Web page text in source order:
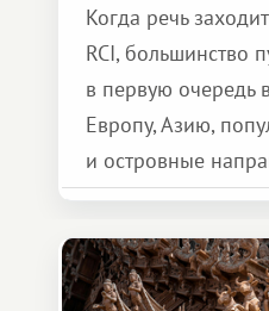
Когда речь
RCI, большинство
в первую очередь
Европу, Азию,
и островные
возможности
значительно
и Африка —
способен